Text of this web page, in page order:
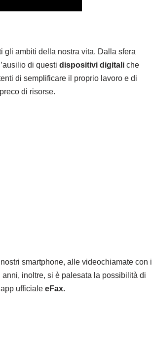
gli ambiti della nostra vita. Dalla sfera
di questi dispositivi digitali che
di semplificare il proprio lavoro e di
di risorse.
smartphone, alle videochiamate con i
inoltre, si è palesata la possibilità di
ufficiale eFax.